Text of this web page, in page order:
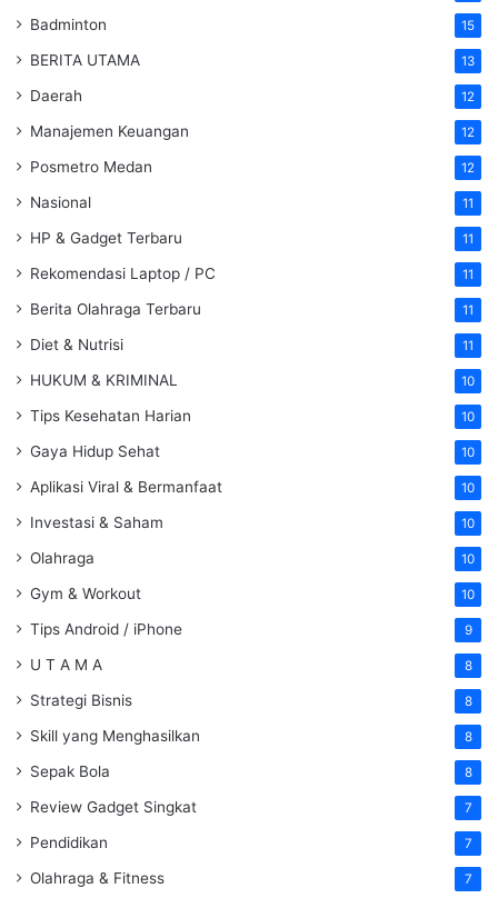
Badminton 15
BERITA UTAMA 13
Daerah 12
Manajemen Keuangan 12
Posmetro Medan 12
Nasional 11
HP & Gadget Terbaru 11
Rekomendasi Laptop / PC 11
Berita Olahraga Terbaru 11
Diet & Nutrisi 11
HUKUM & KRIMINAL 10
Tips Kesehatan Harian 10
Gaya Hidup Sehat 10
Aplikasi Viral & Bermanfaat 10
Investasi & Saham 10
Olahraga 10
Gym & Workout 10
Tips Android / iPhone 9
U T A M A 8
Strategi Bisnis 8
Skill yang Menghasilkan 8
Sepak Bola 8
Review Gadget Singkat 7
Pendidikan 7
Olahraga & Fitness 7